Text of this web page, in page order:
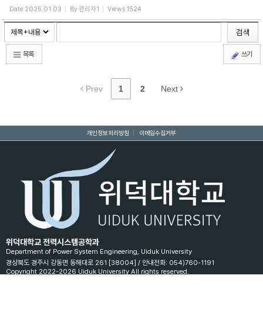
Date 2025.01.03 By관리자1 Views 1524
검색
목록 쓰기
Prev 1 2 Next
개인정보처리방침 이메일수집거부
위덕대학교 전력시스템공학과
Department of Power System Engineering, Uiduk University
경상북도 경주시 강동면 동해대로 261 [38004] / 안내전화: 054)760-1191
Copyright 2022-2026 Uiduk University All rights reserved.